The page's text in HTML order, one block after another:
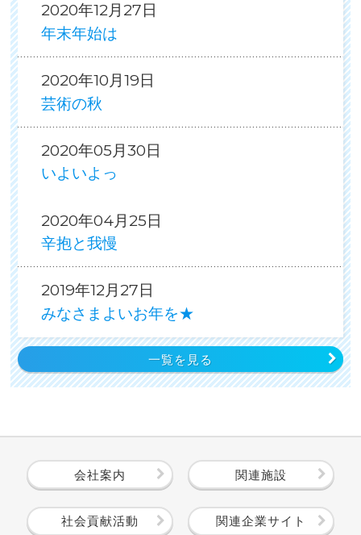
2020年12月27日
年末年始は
2020年10月19日
芸術の秋
2020年05月30日
いよいよっ
2020年04月25日
辛抱と我慢
2019年12月27日
みなさまよいお年を★
一覧を見る
会社案内 関連施設
社会貢献活動 関連企業サイト